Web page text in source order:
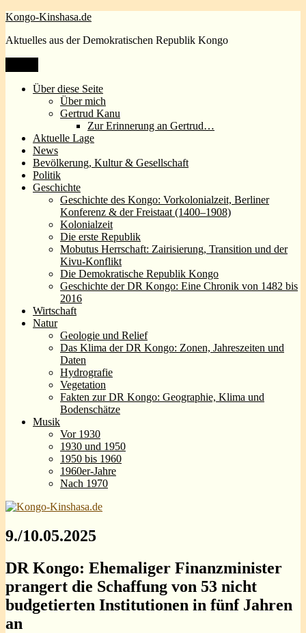
Zum
springen
Kongo-Kinshasa.de
Aktuelles aus der Demokratischen Republik Kongo
Über diese Seite
Über mich
Gertrud Kanu
Zur Erinnerung an Gertrud…
Aktuelle Lage
News
Bevölkerung, Kultur & Gesellschaft
Politik
Geschichte
Geschichte des Kongo: Vorkolonialzeit, Berliner
Konferenz & der Freistaat (1400–1908)
Kolonialzeit
Die erste Republik
Mobutus Herrschaft: Zairisierung, Transition und der
Kivu-Konflikt
Die Demokratische Republik Kongo
Geschichte der DR Kongo: Eine Chronik von 1482 bis
2016
Wirtschaft
Natur
Geologie und Relief
Das Klima der DR Kongo: Zonen, Jahreszeiten und
Daten
Hydrografie
Vegetation
Fakten zur DR Kongo: Geographie, Klima und
Bodenschätze
Musik
Vor 1930
1930 und 1950
1950 bis 1960
1960er-Jahre
Nach 1970
9./10.05.2025
DR Kongo: Ehemaliger Finanzminister
prangert die Schaffung von 53 nicht
budgetierten Institutionen in fünf Jahren
an